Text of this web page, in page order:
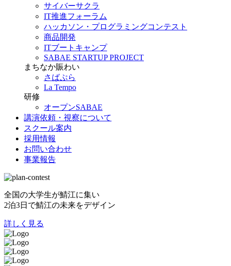
サイバーサクラ
IT推進フォーラム
ハッカソン・プログラミングコンテスト
商品開発
ITブートキャンプ
SABAE STARTUP PROJECT
まちなか賑わい
さばぷら
La Tempo
研修
オープンSABAE
講演依頼・視察について
スクール案内
採用情報
お問い合わせ
事業報告
全国の大学生が鯖江に集い
2泊3日で鯖江の未来をデザイン
詳しく見る